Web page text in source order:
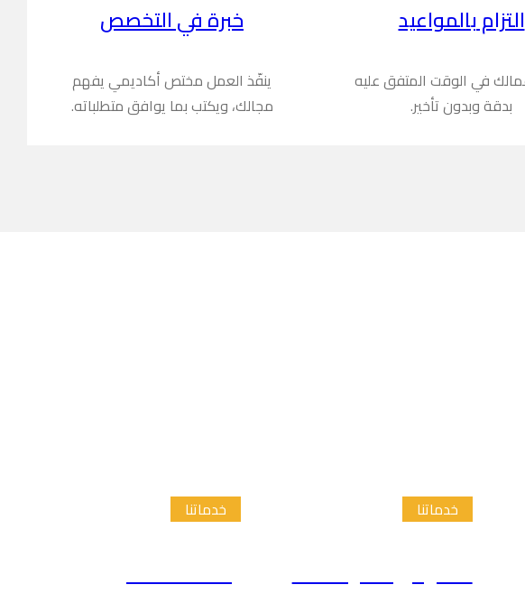
التزام بالمواعيد
في الوقت المتفق عليه
بدقة وبدون تأخير.
خبرة في التخصص
ينفّذ العمل مختص أكاديمي يفهم
مجالك، ويكتب بما يوافق متطلباته.
خدماتنا
تلخيص الدراسات
خدماتنا
إعداد الاطار